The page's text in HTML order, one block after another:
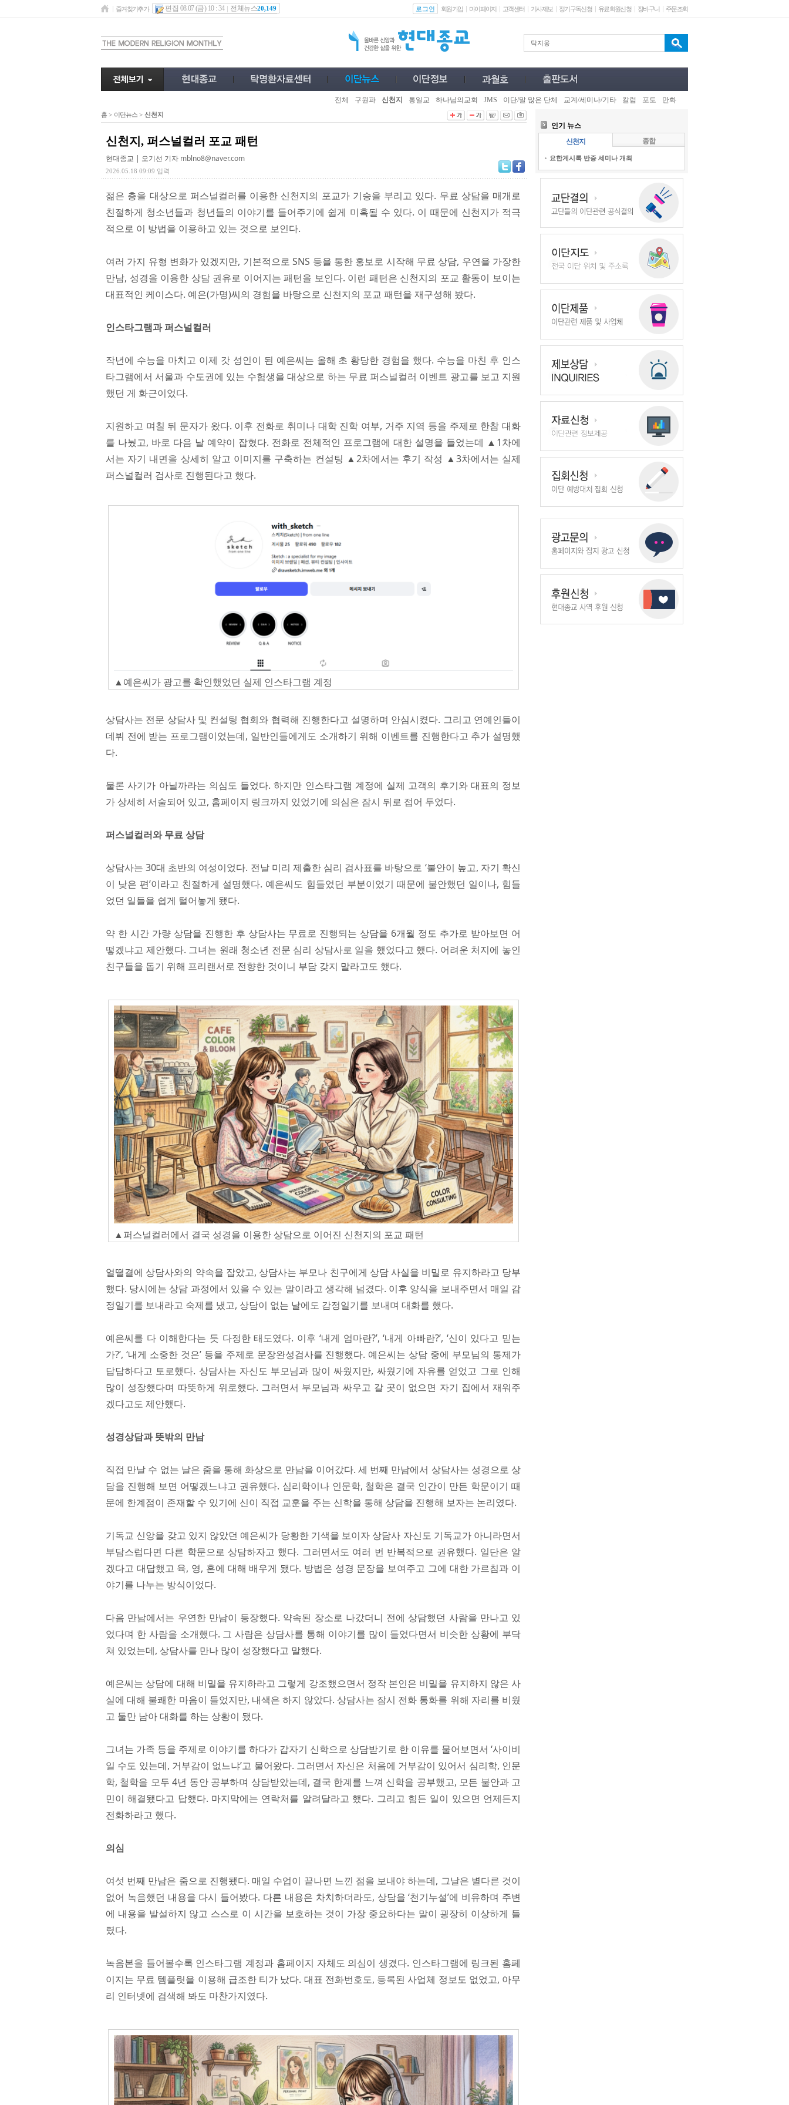
즐겨찾기추가 편집 08.07 (금) 10 : 34 전체뉴스20,149 로그인 회원가입 마이페이지 고객센터 기사제보 정기구독신청 유료회원신청 장바구니 주문조회
전체 구원파 신천지 통일교 하나님의교회 JMS 이단/말 많은 단체 교계/세미나/기타 칼럼 포토 만화
홈 > 이단뉴스 > 신천지
신천지, 퍼스널컬러 포교 패턴
현대종교 | 오기선 기자 mblno8@naver.com
2026.05.18 09:09 입력
젊은 층을 대상으로 퍼스널컬러를 이용한 신천지의 포교가 기승을 부리고 있다. 무료 상담을 매개로
친절하게 청소년들과 청년들의 이야기를 들어주기에 쉽게 미혹될 수 있다. 이 때문에 신천지가 적극
적으로 이 방법을 이용하고 있는 것으로 보인다.
여러 가지 유형 변화가 있겠지만, 기본적으로 SNS 등을 통한 홍보로 시작해 무료 상담, 우연을 가장한
만남, 성경을 이용한 상담 권유로 이어지는 패턴을 보인다. 이런 패턴은 신천지의 포교 활동이 보이는
대표적인 케이스다. 예은(가명)씨의 경험을 바탕으로 신천지의 포교 패턴을 재구성해 봤다.
인스타그램과 퍼스널컬러
작년에 수능을 마치고 이제 갓 성인이 된 예은씨는 올해 초 황당한 경험을 했다. 수능을 마친 후 인스
타그램에서 서울과 수도권에 있는 수험생을 대상으로 하는 무료 퍼스널컬러 이벤트 광고를 보고 지원
했던 게 화근이었다.
지원하고 며칠 뒤 문자가 왔다. 이후 전화로 취미나 대학 진학 여부, 거주 지역 등을 주제로 한참 대화
를 나눴고, 바로 다음 날 예약이 잡혔다. 전화로 전체적인 프로그램에 대한 설명을 들었는데 ▲1차에
서는 자기 내면을 상세히 알고 이미지를 구축하는 컨설팅 ▲2차에서는 후기 작성 ▲3차에서는 실제
퍼스널컬러 검사로 진행된다고 했다.
▲예은씨가 광고를 확인했었던 실제 인스타그램 계정
상담사는 전문 상담사 및 컨설팅 협회와 협력해 진행한다고 설명하며 안심시켰다. 그리고 연예인들이
데뷔 전에 받는 프로그램이었는데, 일반인들에게도 소개하기 위해 이벤트를 진행한다고 추가 설명했
다.
물론 사기가 아닐까라는 의심도 들었다. 하지만 인스타그램 계정에 실제 고객의 후기와 대표의 정보
가 상세히 서술되어 있고, 홈페이지 링크까지 있었기에 의심은 잠시 뒤로 접어 두었다.
퍼스널컬러와 무료 상담
상담사는 30대 초반의 여성이었다. 전날 미리 제출한 심리 검사표를 바탕으로 ‘불안이 높고, 자기 확신
이 낮은 편’이라고 친절하게 설명했다. 예은씨도 힘들었던 부분이었기 때문에 불안했던 일이나, 힘들
었던 일들을 쉽게 털어놓게 됐다.
약 한 시간 가량 상담을 진행한 후 상담사는 무료로 진행되는 상담을 6개월 정도 추가로 받아보면 어
떻겠냐고 제안했다. 그녀는 원래 청소년 전문 심리 상담사로 일을 했었다고 했다. 어려운 처지에 놓인
친구들을 돕기 위해 프리랜서로 전향한 것이니 부담 갖지 말라고도 했다.
▲퍼스널컬러에서 결국 성경을 이용한 상담으로 이어진 신천지의 포교 패턴
얼떨결에 상담사와의 약속을 잡았고, 상담사는 부모나 친구에게 상담 사실을 비밀로 유지하라고 당부
했다. 당시에는 상담 과정에서 있을 수 있는 말이라고 생각해 넘겼다. 이후 양식을 보내주면서 매일 감
정일기를 보내라고 숙제를 냈고, 상담이 없는 날에도 감정일기를 보내며 대화를 했다.
예은씨를 다 이해한다는 듯 다정한 태도였다. 이후 ‘내게 엄마란?’, ‘내게 아빠란?’, ‘신이 있다고 믿는
가?’, ‘내게 소중한 것은’ 등을 주제로 문장완성검사를 진행했다. 예은씨는 상담 중에 부모님의 통제가
답답하다고 토로했다. 상담사는 자신도 부모님과 많이 싸웠지만, 싸웠기에 자유를 얻었고 그로 인해
많이 성장했다며 따뜻하게 위로했다. 그러면서 부모님과 싸우고 갈 곳이 없으면 자기 집에서 재워주
겠다고도 제안했다.
성경상담과 뜻밖의 만남
직접 만날 수 없는 날은 줌을 통해 화상으로 만남을 이어갔다. 세 번째 만남에서 상담사는 성경으로 상
담을 진행해 보면 어떻겠느냐고 권유했다. 심리학이나 인문학, 철학은 결국 인간이 만든 학문이기 때
문에 한계점이 존재할 수 있기에 신이 직접 교훈을 주는 신학을 통해 상담을 진행해 보자는 논리였다.
기독교 신앙을 갖고 있지 않았던 예은씨가 당황한 기색을 보이자 상담사 자신도 기독교가 아니라면서
부담스럽다면 다른 학문으로 상담하자고 했다. 그러면서도 여러 번 반복적으로 권유했다. 일단은 알
겠다고 대답했고 육, 영, 혼에 대해 배우게 됐다. 방법은 성경 문장을 보여주고 그에 대한 가르침과 이
야기를 나누는 방식이었다.
다음 만남에서는 우연한 만남이 등장했다. 약속된 장소로 나갔더니 전에 상담했던 사람을 만나고 있
었다며 한 사람을 소개했다. 그 사람은 상담사를 통해 이야기를 많이 들었다면서 비슷한 상황에 부닥
쳐 있었는데, 상담사를 만나 많이 성장했다고 말했다.
예은씨는 상담에 대해 비밀을 유지하라고 그렇게 강조했으면서 정작 본인은 비밀을 유지하지 않은 사
실에 대해 불쾌한 마음이 들었지만, 내색은 하지 않았다. 상담사는 잠시 전화 통화를 위해 자리를 비웠
고 둘만 남아 대화를 하는 상황이 됐다.
그녀는 가족 등을 주제로 이야기를 하다가 갑자기 신학으로 상담받기로 한 이유를 물어보면서 ‘사이비
일 수도 있는데, 거부감이 없느냐’고 물어왔다. 그러면서 자신은 처음에 거부감이 있어서 심리학, 인문
학, 철학을 모두 4년 동안 공부하며 상담받았는데, 결국 한계를 느껴 신학을 공부했고, 모든 불안과 고
민이 해결됐다고 답했다. 마지막에는 연락처를 알려달라고 했다. 그리고 힘든 일이 있으면 언제든지
전화하라고 했다.
의심
여섯 번째 만남은 줌으로 진행됐다. 매일 수업이 끝나면 느낀 점을 보내야 하는데, 그날은 별다른 것이
없어 녹음했던 내용을 다시 들어봤다. 다른 내용은 차치하더라도, 상담을 ‘천기누설’에 비유하며 주변
에 내용을 발설하지 않고 스스로 이 시간을 보호하는 것이 가장 중요하다는 말이 굉장히 이상하게 들
렸다.
녹음본을 들어볼수록 인스타그램 계정과 홈페이지 자체도 의심이 생겼다. 인스타그램에 링크된 홈페
이지는 무료 템플릿을 이용해 급조한 티가 났다. 대표 전화번호도, 등록된 사업체 정보도 없었고, 아무
리 인터넷에 검색해 봐도 마찬가지였다.
인기 뉴스
신천지
종합
요한계시록 반증 세미나 개최